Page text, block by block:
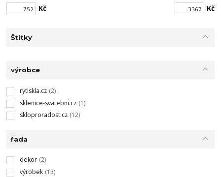
Kč Kč
Štítky
výrobce
rytiskla.cz (2)
sklenice-svatebni.cz (1)
skloproradost.cz (12)
řada
dekor (2)
výrobek (13)